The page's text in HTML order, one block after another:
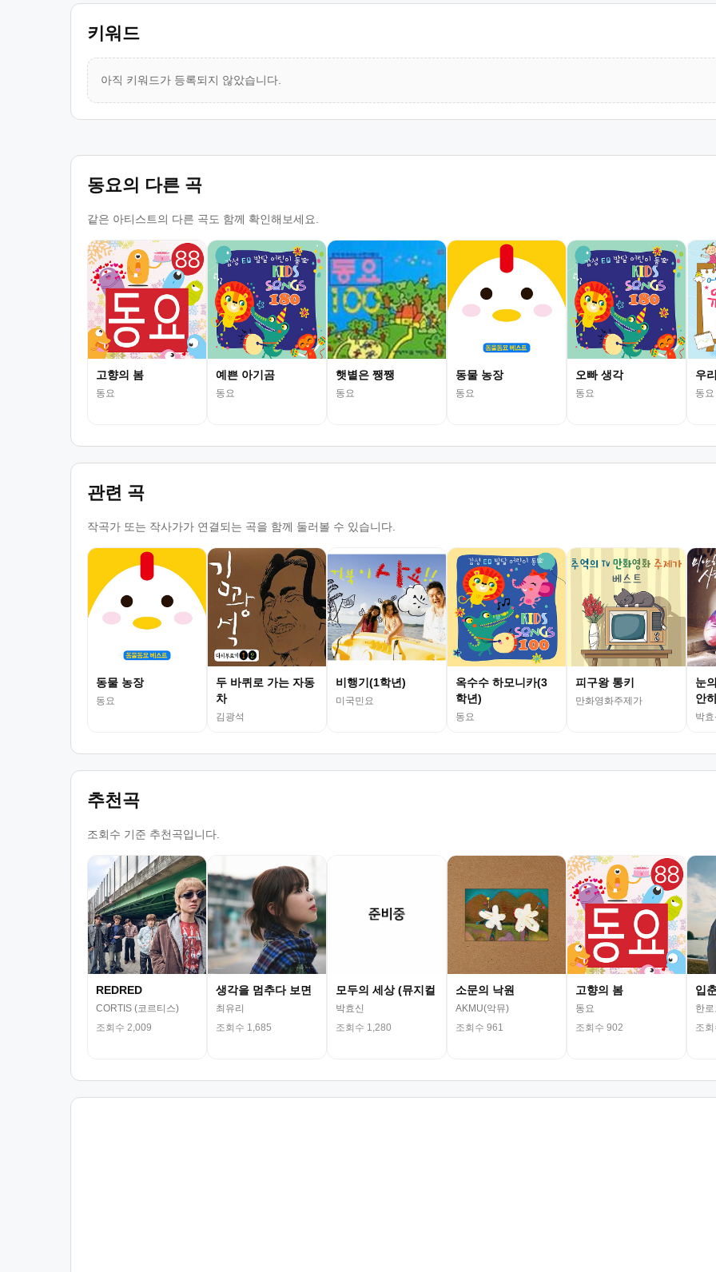
키워드
아직 키워드가 등록되지 않았습니다.
동요의 다른 곡
같은 아티스트의 다른 곡도 함께 확인해보세요.
고향의 봄
동요
예쁜 아기곰
동요
햇볕은 쨍쨍
동요
동물 농장
동요
오빠 생각
동요
우
동요
관련 곡
작곡가 또는 작사가가 연결되는 곡을 함께 둘러볼 수 있습니다.
동물 농장
동요
두 바퀴로 가는 자동
차
김광석
비행기(1학년)
미국민요
옥수수 하모니카(3
학년)
동요
피구왕 통키
만화영화주제가
눈
안
박
추천곡
조회수 기준 추천곡입니다.
REDRED
CORTIS (코르티스)
조회수 2,009
생각을 멈추다 보면
최유리
조회수 1,685
모두의 세상 (뮤지컬
박효신
조회수 1,280
소문의 낙원
AKMU(악뮤)
조회수 961
고향의 봄
동요
조회수 902
입
한
조